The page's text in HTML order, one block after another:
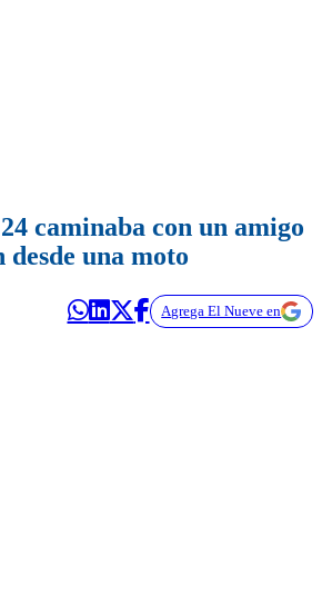
caminaba con un amigo
una moto
Agrega El Nueve en